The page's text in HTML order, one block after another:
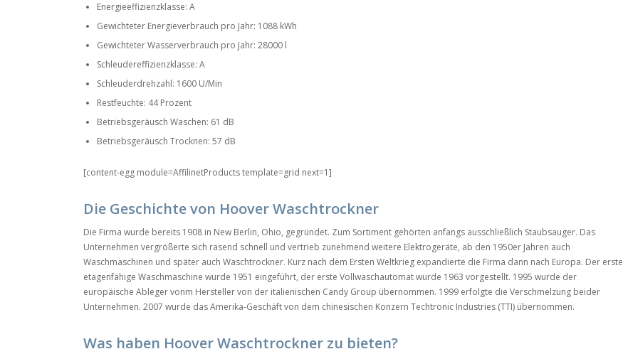
Energieeffizienzklasse: A
Gewichteter Energieverbrauch pro Jahr: 1088 kWh
Gewichteter Wasserverbrauch pro Jahr: 28000 l
Schleudereffizienzklasse: A
Schleuderdrehzahl: 1600 U/Min
Restfeuchte: 44 Prozent
Betriebsgeräusch Waschen: 61 dB
Betriebsgeräusch Trocknen: 57 dB
[content-egg module=AffilinetProducts template=grid next=1]
Die Geschichte von Hoover Waschtrockner
Die Firma wurde bereits 1908 in New Berlin, Ohio, gegründet. Zum Sortiment gehörten anfangs ausschließlich Staubsauger. Das
Unternehmen vergrößerte sich rasend schnell und vertrieb zunehmend weitere Elektrogeräte, ab den 1950er Jahren auch
Waschmaschinen und später auch Waschtrockner. Kurz nach dem Ersten Weltkrieg expandierte die Firma dann nach Europa. Der erste
etagenfähige Waschmaschine wurde 1951 eingeführt, der erste Vollwaschautomat wurde 1963 vorgestellt. 1995 wurde der
europäische Ableger vonm Hersteller von der italienischen Candy Group übernommen. 1999 erfolgte die Verschmelzung beider
Unternehmen. 2007 wurde das Amerika-Geschäft von dem chinesischen Konzern Techtronic Industries (TTI) übernommen.
Was haben Hoover Waschtrockner zu bieten?